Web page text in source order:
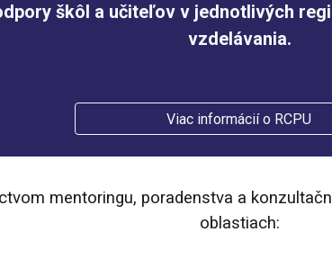
škôl a učiteľov v jednotlivých
vzdelávania.
Viac informácií o RCPU
mentoringu, poradenstva a
oblastiach: